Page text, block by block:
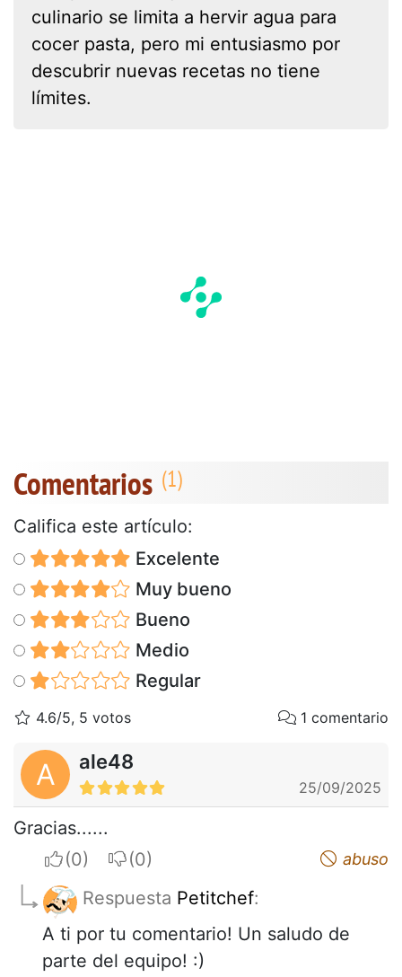
culinario se limita a hervir agua para
cocer pasta, pero mi entusiasmo por
descubrir nuevas recetas no tiene
límites.
Comentarios
Califica este artículo:
Excelente
Muy bueno
Bueno
Medio
Regular
4.6/5, 5 votos 1 comentario
A ale48
25/09/2025
Gracias......
I apreciateI do not appreciate abuso
Respuesta Petitchef:
A ti por tu comentario! Un saludo de
parte del equipo! :)